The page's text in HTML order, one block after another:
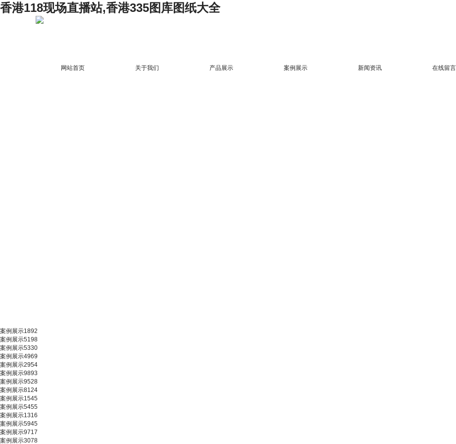
香港118现场直播站,香港335图库图纸大全
网站首页 关于我们 产品展示 案例展示 新闻资讯 在线留言
案例展示1892
案例展示5198
案例展示5330
案例展示4969
案例展示2954
案例展示9893
案例展示9528
案例展示8124
案例展示1545
案例展示5455
案例展示1316
案例展示5945
案例展示9717
案例展示3078